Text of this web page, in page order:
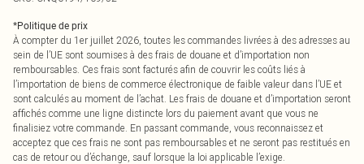
*Politique de prix
À compter du 1er juillet 2026, toutes les commandes livrées à des adresses au
sein de l’UE sont soumises à des frais de douane et d’importation non
remboursables. Ces frais sont facturés afin de couvrir les coûts liés à
l’importation de biens de commerce électronique de faible valeur dans l’UE et
sont calculés au moment de l’achat. Les frais de douane et d’importation seront
affichés comme une ligne distincte lors du paiement avant que vous ne
finalisiez votre commande. En passant commande, vous reconnaissez et
acceptez que ces frais ne sont pas remboursables et ne seront pas restitués en
cas de retour ou d’échange, sauf lorsque la loi applicable l’exige.